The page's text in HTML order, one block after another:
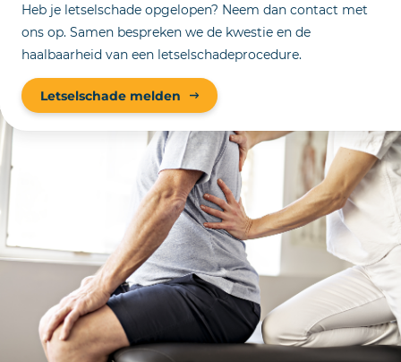
Heb je letselschade opgelopen? Neem dan contact met
ons op. Samen bespreken we de kwestie en de
haalbaarheid van een letselschadeprocedure.
Letselschade melden